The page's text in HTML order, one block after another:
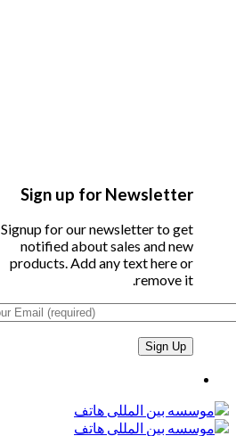
Sign up for Newsletter
Signup for our newsletter to get
notified about sales and new
products. Add any text here or
remove it.